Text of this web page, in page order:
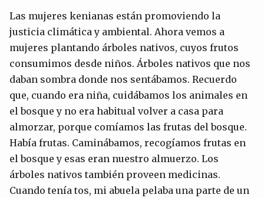
Las mujeres kenianas están promoviendo la
justicia climática y ambiental. Ahora vemos a
mujeres plantando árboles nativos, cuyos frutos
consumimos desde niños. Árboles nativos que nos
daban sombra donde nos sentábamos. Recuerdo
que, cuando era niña, cuidábamos los animales en
el bosque y no era habitual volver a casa para
almorzar, porque comíamos las frutas del bosque.
Había frutas. Caminábamos, recogíamos frutas en
el bosque y esas eran nuestro almuerzo. Los
árboles nativos también proveen medicinas.
Cuando tenía tos, mi abuela pelaba una parte de un